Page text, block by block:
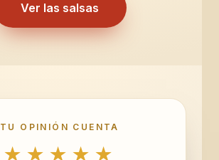
Ver las salsas
TU OPINIÓN CUENTA
★★★★★